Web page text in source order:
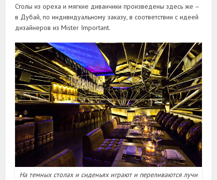
Столы из ореха и мягкие диванчики произведены здесь же –
в Дубай, по индивидуальному заказу, в соответствии с идеей
дизайнеров из Mister Important.
На темных столах и сиденьях играют и переливаются лучи